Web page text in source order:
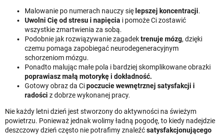
Malowanie po numerach nauczy się lepszej koncentracji.
Uwolni Cię od stresu i napięcia i pomoże Ci zostawić
wszystkie zmartwienia za sobą.
Podobnie jak rozwiązywanie zagadektrenuje mózg, dzięki
czemu pomaga zapobiegać neurodegeneracyjnym
schorzeniom mózgu.
Ponadto malując małe pola i bardziej skomplikowane obrazki
poprawiasz małą motorykę i dokładność.
Gotowy obraz da Cipoczucie wewnętrznej satysfakcji i
radości z dobrze wykonanej pracy.
Nie każdy letni dzień jest stworzony do aktywności na świeżym
powietrzu. Ponieważ jednak wolimy ładną pogodę, to kiedy nadejdzie
deszczowy dzień często nie potrafimy znaleźćsatysfakcjonującego